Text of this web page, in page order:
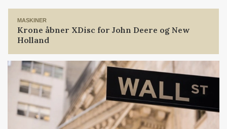
MASKINER
Krone åbner XDisc for John Deere og New
Holland